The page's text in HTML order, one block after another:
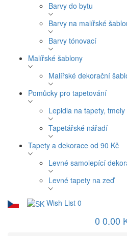
Barvy do bytu
Barvy na malířské
Barvy tónovací
Malířské šablony
Malířské dekorační
Pomůcky pro tapetování
Lepidla na tapety, tmely
Tapetářské nářadí
Tapety a dekorace od 90 Kč
Levné samolepící
Levné tapety na zeď
Wish List 0
0 0.00